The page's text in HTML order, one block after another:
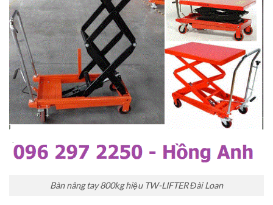
Bàn nâng tay 800kg hiệu TW-LIFTER Đài Loan